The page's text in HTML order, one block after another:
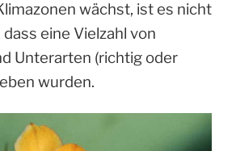
wächst, ist es nicht
eine Vielzahl von
Unterarten (richtig oder
wurden.